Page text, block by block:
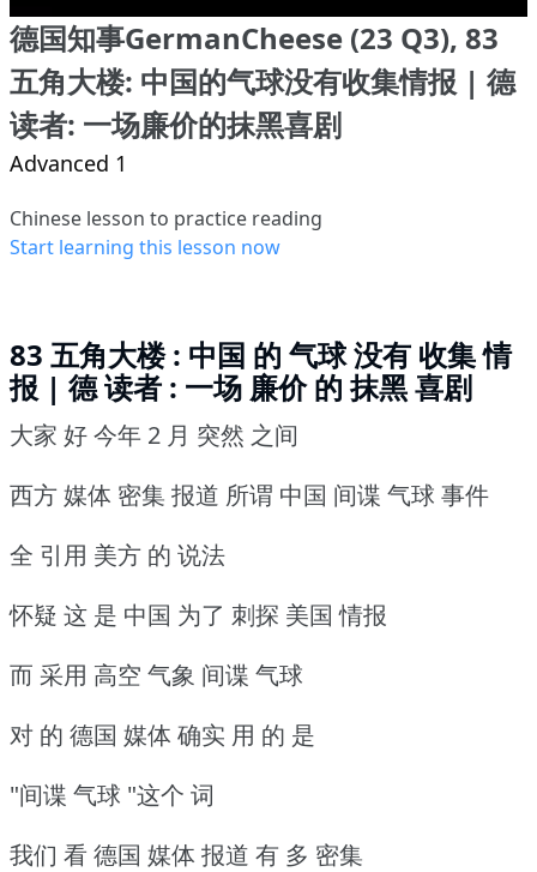
德国知事GermanCheese (23 Q3), 83
五角大楼: 中国的气球没有收集情报 | 德
读者: 一场廉价的抹黑喜剧
Advanced 1
Chinese lesson to practice reading
Start learning this lesson now
83 五角大楼 : 中国 的 气球 没有 收集 情
报 | 德 读者 : 一场 廉价 的 抹黑 喜剧
大家 好 今年 2 月 突然 之间
西方 媒体 密集 报道 所谓 中国 间谍 气球 事件
全 引用 美方 的 说法
怀疑 这 是 中国 为了 刺探 美国 情报
而 采用 高空 气象 间谍 气球
对 的 德国 媒体 确实 用 的 是
"间谍 气球 "这个 词
我们 看 德国 媒体 报道 有 多 密集